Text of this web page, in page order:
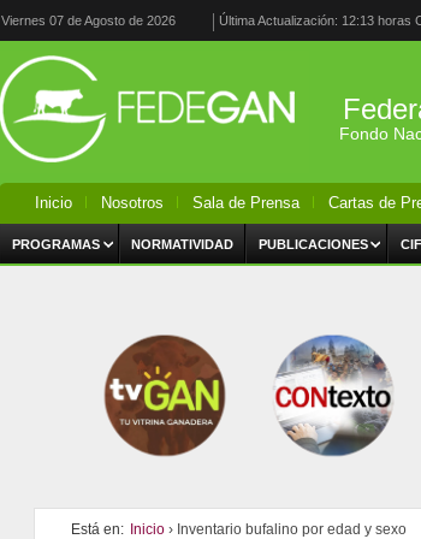
Viernes 07 de Agosto de 2026 Última Actualización: 12:13 horas
Fondo
Inicio Nosotros Sala de Prensa Cartas de
PROGRAMAS NORMATIVIDAD PUBLICACIONES
Está en: Inicio › Inventario bufalino por edad y sexo